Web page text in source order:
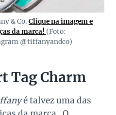
& Co. Clique na imagem e
da marca! (Foto:
@tiffanyandco)
Tag Charm
é talvez uma das